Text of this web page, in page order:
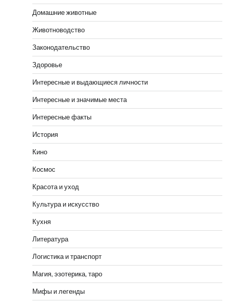
Домашние животные
Животноводство
Законодательство
Здоровье
Интересные и выдающиеся личности
Интересные и значимые места
Интересные факты
История
Кино
Космос
Красота и уход
Культура и искусство
Кухня
Литература
Логистика и транспорт
Магия, эзотерика, таро
Мифы и легенды